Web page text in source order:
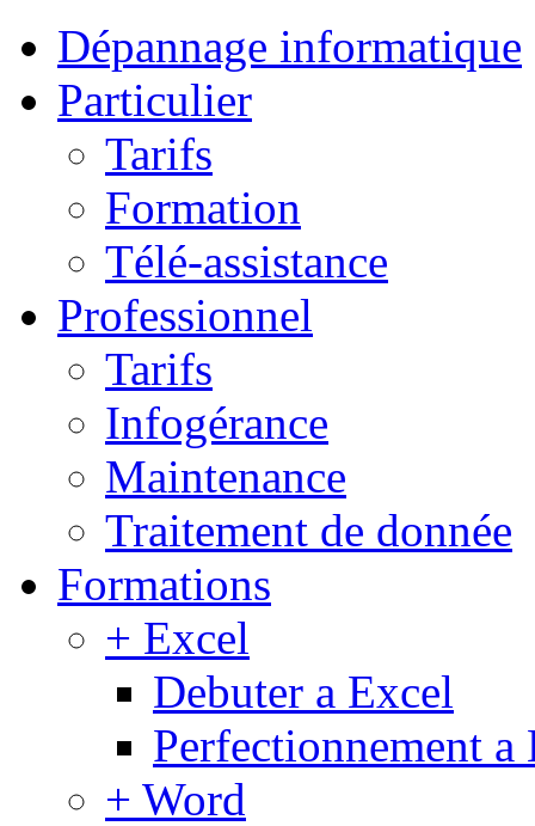
Dépannage informatique
Particulier
Tarifs
Formation
Télé-assistance
Professionnel
Tarifs
Infogérance
Maintenance
Traitement de donnée
Formations
+ Excel
Debuter a Excel
Perfectionnement a
+ Word